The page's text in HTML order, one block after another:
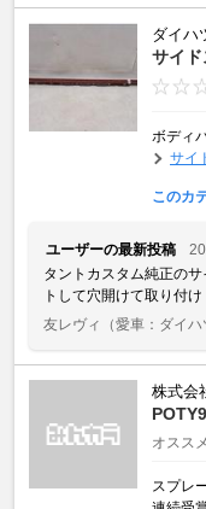
ダイハ
サイ
ボディ
サイ
このカ
ユーザーの最新投稿
タントカスタム純正の
トして穴開けて取り付け
友レヴィ
（愛車：ダイハ
株式会
オスス
スプレ